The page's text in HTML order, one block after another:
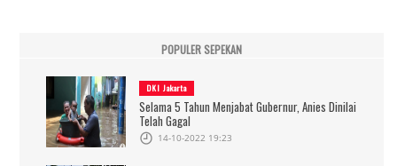
POPULER SEPEKAN
DKI Jakarta
Selama 5 Tahun Menjabat Gubernur, Anies Dinilai
Telah Gagal
14-10-2022 19:23